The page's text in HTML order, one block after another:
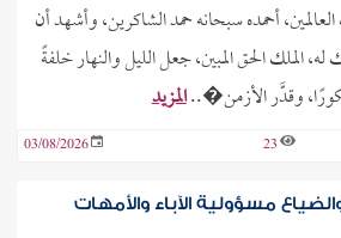
أحمده سبحانه حمد الشاكرين، وأشهد أن
له، الملك الحق المبين، جعل الليل والنهار خلفةً
وقدَّر الأزمن�..المزيد
23
03/08/2026
والضياع مسؤولية الآباء والأمهات